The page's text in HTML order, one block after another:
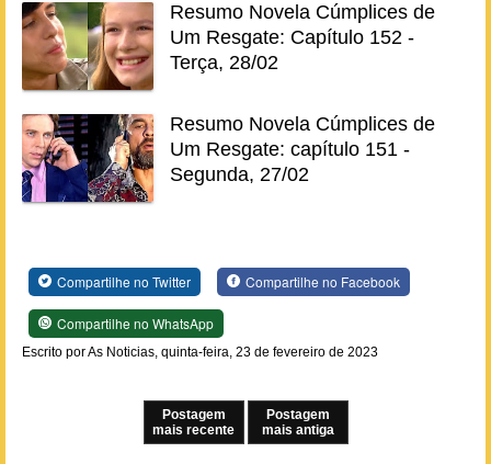
Resumo Novela Cúmplices de
Um Resgate: Capítulo 152 -
Terça, 28/02
Resumo Novela Cúmplices de
Um Resgate: capítulo 151 -
Segunda, 27/02
Compartilhe no Twitter Compartilhe no Facebook
Compartilhe no WhatsApp
Escrito por As Noticias, quinta-feira, 23 de fevereiro de 2023
Postagem
mais recente
Postagem
mais antiga